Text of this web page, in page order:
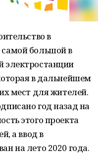
в
большой в
электростанции
в дальнейшем
мест для жителей.
год назад на
этого проекта
а ввод в
на лето 2020 года.